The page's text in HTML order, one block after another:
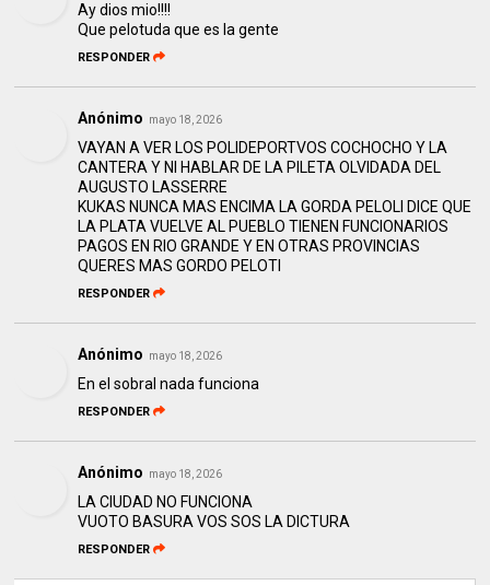
Ay dios mio!!!!
Que pelotuda que es la gente
RESPONDER
Anónimo mayo 18, 2026
VAYAN A VER LOS POLIDEPORTVOS COCHOCHO Y LA
CANTERA Y NI HABLAR DE LA PILETA OLVIDADA DEL
AUGUSTO LASSERRE
KUKAS NUNCA MAS ENCIMA LA GORDA PELOLI DICE QUE
LA PLATA VUELVE AL PUEBLO TIENEN FUNCIONARIOS
PAGOS EN RIO GRANDE Y EN OTRAS PROVINCIAS
QUERES MAS GORDO PELOTI
RESPONDER
Anónimo mayo 18, 2026
En el sobral nada funciona
RESPONDER
Anónimo mayo 18, 2026
LA CIUDAD NO FUNCIONA
VUOTO BASURA VOS SOS LA DICTURA
RESPONDER